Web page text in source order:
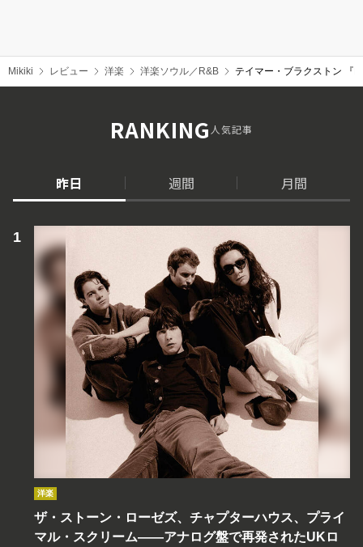
Mikiki レビュー 洋楽 洋楽ソウル／R&B テイマー・ブラクストン 『
RANKING人気記事
昨日 週間 月間
洋楽
ザ・ストーン・ローゼズ、チャプターハウス、プライ
マル・スクリーム――アナログ盤で再発されたUKロ